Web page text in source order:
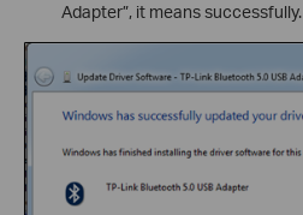
Adapter”, it means successfully.